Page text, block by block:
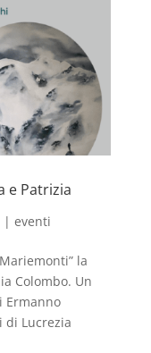
e Patrizia
| eventi
la
Colombo. Un
Ermanno
di Lucrezia